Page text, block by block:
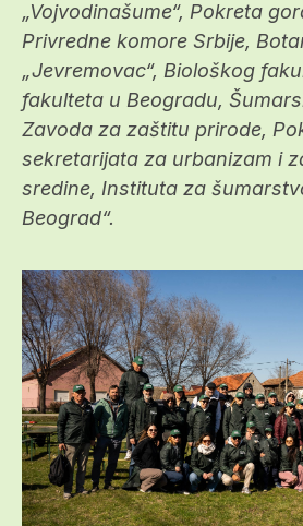
„Vojvodinašume“, Pokreta
Privredne komore Srbije,
„Jevremovac“, Biološkog
fakulteta u Beogradu,
Zavoda za zaštitu prirode,
sekretarijata za urbanizam i
sredine, Instituta za
Beograd“.